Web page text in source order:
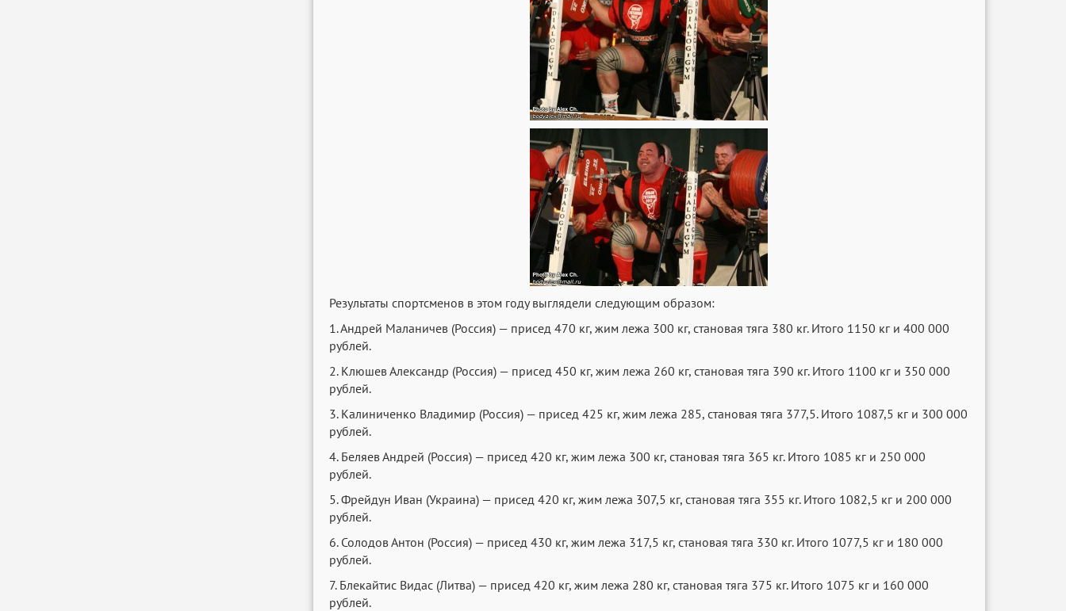
Результаты спортсменов в этом году выглядели следующим образом:
1. Андрей Маланичев (Россия) — присед 470 кг, жим лежа 300 кг, становая тяга 380 кг. Итого 1150 кг и 400 000
рублей.
2. Клюшев Александр (Россия) — присед 450 кг, жим лежа 260 кг, становая тяга 390 кг. Итого 1100 кг и 350 000
рублей.
3. Калиниченко Владимир (Россия) — присед 425 кг, жим лежа 285, становая тяга 377,5. Итого 1087,5 кг и 300 000
рублей.
4. Беляев Андрей (Россия) — присед 420 кг, жим лежа 300 кг, становая тяга 365 кг. Итого 1085 кг и 250 000
рублей.
5. Фрейдун Иван (Украина) — присед 420 кг, жим лежа 307,5 кг, становая тяга 355 кг. Итого 1082,5 кг и 200 000
рублей.
6. Солодов Антон (Россия) — присед 430 кг, жим лежа 317,5 кг, становая тяга 330 кг. Итого 1077,5 кг и 180 000
рублей.
7. Блекайтис Видас (Литва) — присед 420 кг, жим лежа 280 кг, становая тяга 375 кг. Итого 1075 кг и 160 000
рублей.